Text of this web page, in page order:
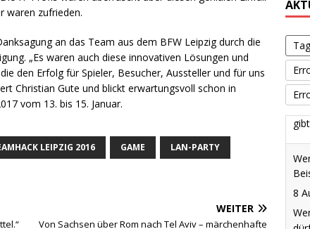
waren zufrieden.
an das Team aus dem BFW Leipzig durch die
„Es waren auch diese innovativen Lösungen und
den Erfolg für Spieler, Besucher, Aussteller und für uns
Christian Gute und blickt erwartungsvoll schon in
vom 13. bis 15. Januar.
LEIPZIG 2016 GAME LAN-PARTY
WEITER
Von Sachsen über Rom nach Tel Aviv – märchenhafte
8